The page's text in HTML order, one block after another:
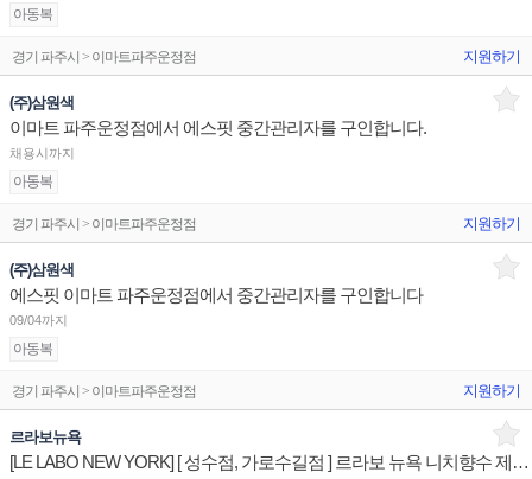
아동복
경기 파주시 > 이마트파주운정점 지원하기
(주)삼원색
이마트 파주운정점에서 에스핏 중간관리자를 구인합니다.
채용시까지
아동복
경기 파주시 > 이마트파주운정점 지원하기
(주)삼원색
에스핏 이마트 파주운정점에서 중간관리자를 구인합니다
09/04까지
아동복
경기 파주시 > 이마트파주운정점 지원하기
르라보뉴욕
[LE LABO NEW YORK] [ 성수점, 가로수길점 ] 르라보 뉴욕 니치향수 제품서비스 판매전문직원